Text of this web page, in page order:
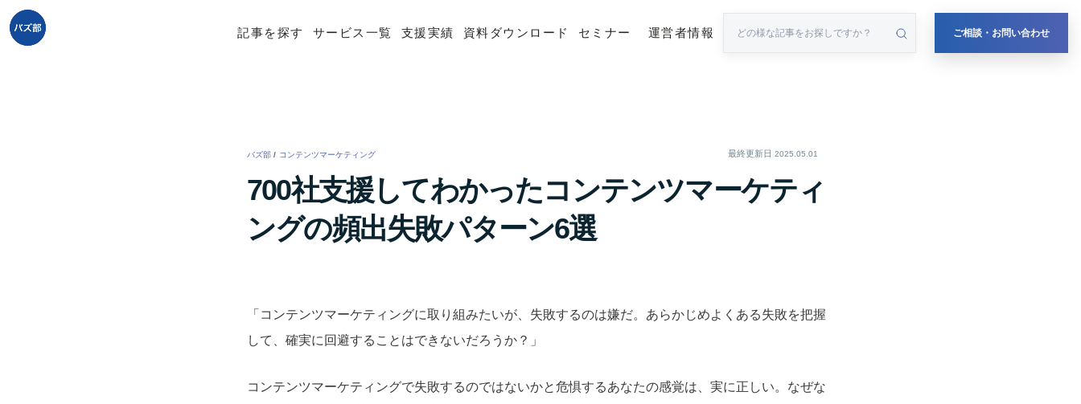
記事を探す サービス一覧 支援実績 資料ダウンロード セミナー 運営者情報 ご相談・お問い合わせ
バズ部 / コンテンツマーケティング 最終更新日 2025.05.01
700社支援してわかったコンテンツマーケティ
ングの頻出失敗パターン6選
「コンテンツマーケティングに取り組みたいが、失敗するのは嫌だ。あらかじめよくある失敗を把握
して、確実に回避することはできないだろうか？」
コンテンツマーケティングで失敗するのではないかと危惧するあなたの感覚は、実に正しい。なぜな